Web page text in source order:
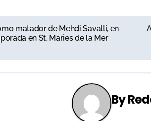
matador de Mehdi Savalli, en
en St. Maries de la Mer
By